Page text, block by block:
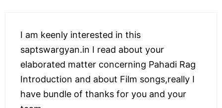
I am keenly interested in this
saptswargyan.in I read about your
elaborated matter concerning Pahadi Rag
Introduction and about Film songs,really I
have bundle of thanks for you and your